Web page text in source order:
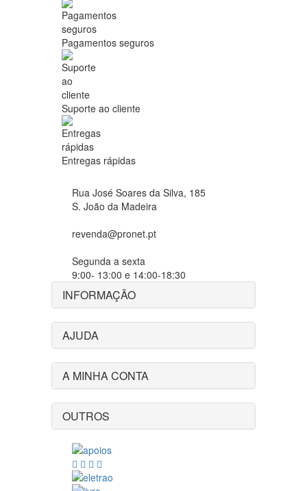
Pagamentos seguros
Suporte ao cliente
Entregas rápidas
Rua José Soares da Silva, 185
S. João da Madeira
revenda@pronet.pt
Segunda a sexta
9:00- 13:00 e 14:00-18:30
INFORMAÇÃO
AJUDA
A MINHA CONTA
OUTROS